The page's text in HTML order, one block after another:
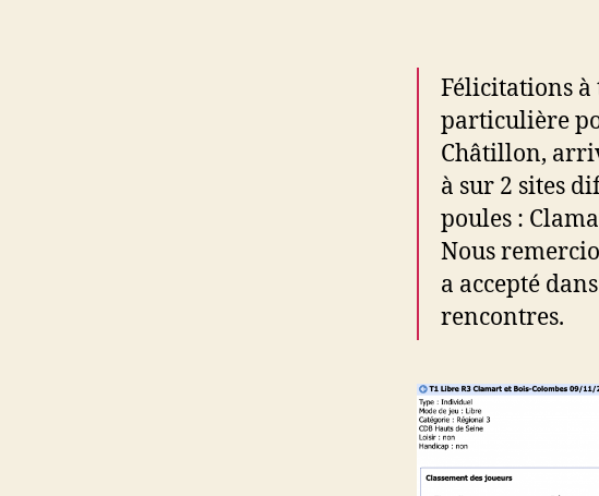
Félicitations
particulière
Châtillon,
à sur 2 sites
poules :
Nous
a accepté
rencontres.